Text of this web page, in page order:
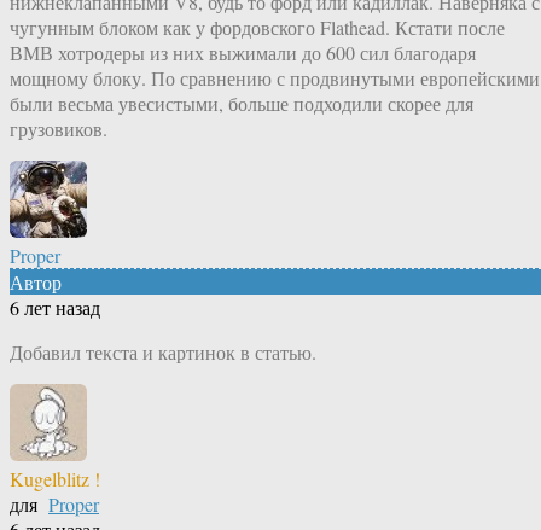
чугунным блоком как у фордовского Flathead. Кстати после
ВМВ хотродеры из них выжимали до 600 сил благодаря
мощному блоку. По сравнению с продвинутыми европейскими
были весьма увесистыми, больше подходили скорее для
грузовиков.
Proper
Автор
6 лет назад
Добавил текста и картинок в статью.
Kugelblitz !
для Proper